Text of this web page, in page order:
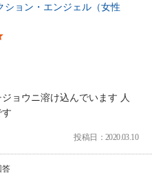
ション・エンジェル（女性
ョウニ溶け込んでいます 人
投稿日：2020.03.10
答